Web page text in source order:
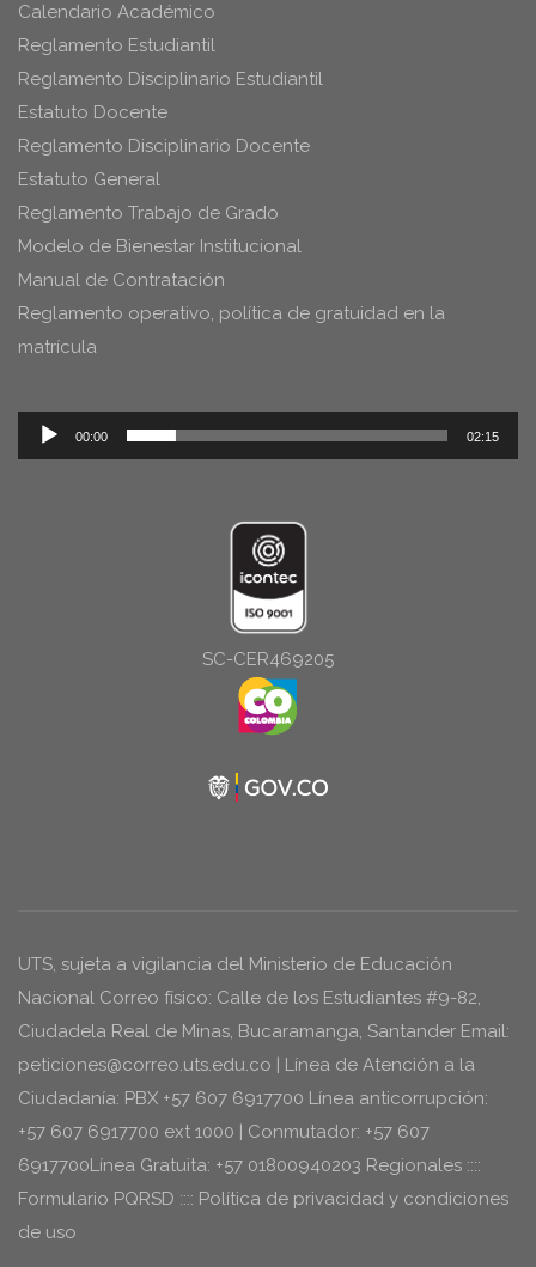
Calendario Académico
Reglamento Estudiantil
Reglamento Disciplinario Estudiantil
Estatuto Docente
Reglamento Disciplinario Docente
Estatuto General
Reglamento Trabajo de Grado
Modelo de Bienestar Institucional
Manual de Contratación
Reglamento operativo, política de gratuidad en la
matrícula
Reproductor
de
00:00 02:15
SC-CER469205
UTS, sujeta a vigilancia del Ministerio de Educación
Nacional Correo físico: Calle de los Estudiantes #9-82,
Ciudadela Real de Minas, Bucaramanga, Santander Email:
peticiones@correo.uts.edu.co | Línea de Atención a la
Ciudadanía: PBX +57 607 6917700 Línea anticorrupción:
+57 607 6917700 ext 1000 | Conmutador: +57 607
6917700Línea Gratuita: +57 01800940203 Regionales ::::
Formulario PQRSD :::: Política de privacidad y condiciones
de uso